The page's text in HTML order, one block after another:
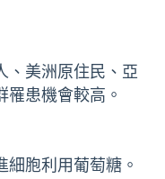
、美洲原住民、亞
罹患機會較高。
胞利用葡萄糖。